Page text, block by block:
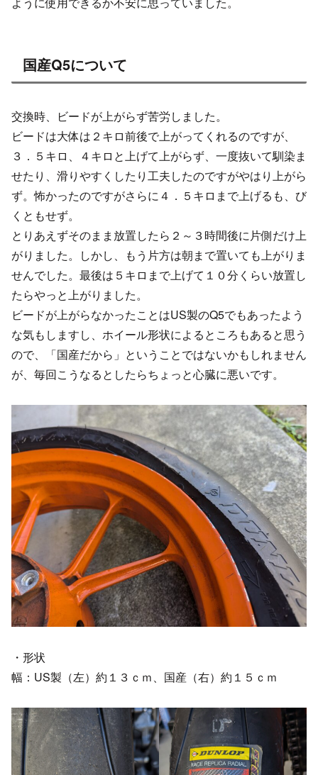
国産Q5について
交換時、ビードが上がらず苦労しました。
ビードは大体は２キロ前後で上がってくれるのですが、
３．５キロ、４キロと上げて上がらず、一度抜いて馴染ま
せたり、滑りやすくしたり工夫したのですがやはり上がら
ず。怖かったのですがさらに４．５キロまで上げるも、び
くともせず。
とりあえずそのまま放置したら２～３時間後に片側だけ上
がりました。しかし、もう片方は朝まで置いても上がりま
せんでした。最後は５キロまで上げて１０分くらい放置し
たらやっと上がりました。
ビードが上がらなかったことはUS製のQ5でもあったよう
な気もしますし、ホイール形状によるところもあると思う
ので、「国産だから」ということではないかもしれません
が、毎回こうなるとしたらちょっと心臓に悪いです。
・形状
幅：US製（左）約１３ｃｍ、国産（右）約１５ｃｍ